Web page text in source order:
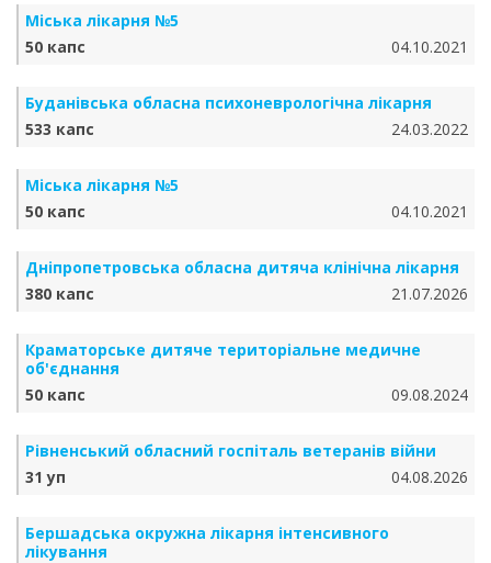
Міська лікарня №5
50 капс
04.10.2021
Буданівська обласна психоневрологічна лікарня
533 капс
24.03.2022
Міська лікарня №5
50 капс
04.10.2021
Дніпропетровська обласна дитяча клінічна лікарня
380 капс
21.07.2026
Краматорське дитяче територіальне медичне
об'єднання
50 капс
09.08.2024
Рівненський обласний госпіталь ветеранів війни
31 уп
04.08.2026
Бершадська окружна лікарня інтенсивного
лікування